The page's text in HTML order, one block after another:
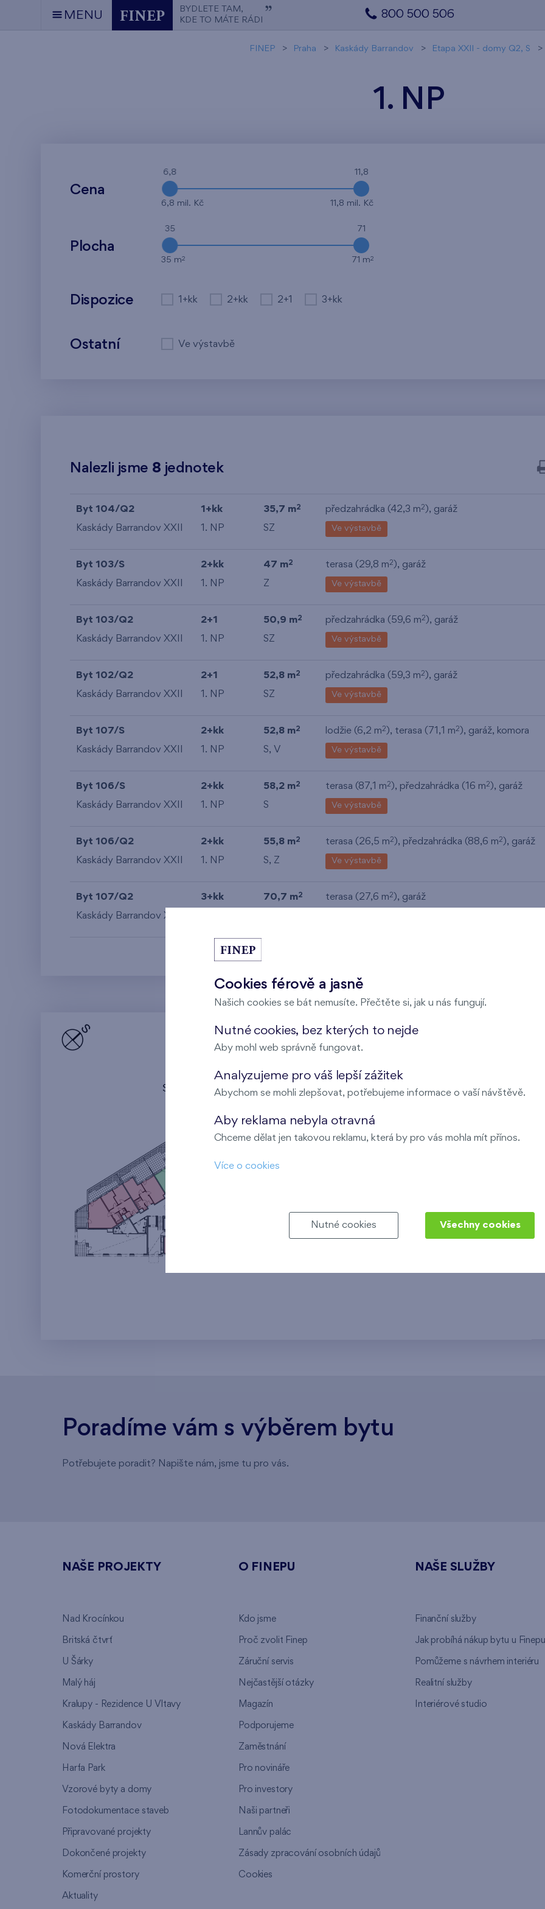
MENU
BYDLETE TAM,
KDE TO MÁTE RÁDI
800 500 506
FINEP Praha Kaskády Barrandov Etapa XXII - domy Q2, S
1. NP
Cena
6,8 11,8
6,8 mil. Kč 11,8 mil. Kč
Plocha
35 71
35 m2 71 m2
Dispozice 1+kk 2+kk 2+1 3+kk
Ostatní Ve výstavbě
Nalezli jsme 8 jednotek
Byt 104/Q2 1+kk 35,7 m2 předzahrádka (42,3 m2 ), garáž
Kaskády Barrandov XXII 1. NP SZ Ve výstavbě
Byt 103/S 2+kk 47 m2 terasa (29,8 m2 ), garáž
Kaskády Barrandov XXII 1. NP Z Ve výstavbě
Byt 103/Q2 2+1 50,9 m2 předzahrádka (59,6 m2 ), garáž
Kaskády Barrandov XXII 1. NP SZ Ve výstavbě
Byt 102/Q2 2+1 52,8 m2 předzahrádka (59,3 m2 ), garáž
Kaskády Barrandov XXII 1. NP SZ Ve výstavbě
Byt 107/S 2+kk 52,8 m2 lodžie (6,2 m2 ), terasa (71,1 m2 ), garáž, komora
Kaskády Barrandov XXII 1. NP S, V Ve výstavbě
Byt 106/S 2+kk 58,2 m2 terasa (87,1 m2 ), předzahrádka (16 m2 ), garáž
Kaskády Barrandov XXII 1. NP S Ve výstavbě
Byt 106/Q2 2+kk 55,8 m2 terasa (26,5 m2 ), předzahrádka (88,6 m2 ), garáž
Kaskády Barrandov XXII 1. NP S, Z Ve výstavbě
Byt 107/Q2 3+kk 70,7 m2 terasa (27,6 m2 ), garáž
Kaskády Barrandov XXII
Poradíme vám s výběrem bytu
Potřebujete poradit? Napište nám, jsme tu pro vás.
NAŠE PROJEKTY
Nad Krocínkou
Britská čtvrť
U Šárky
Malý háj
Kralupy - Rezidence U Vltavy
Kaskády Barrandov
Nová Elektra
Harfa Park
Vzorové byty a domy
Fotodokumentace staveb
Připravované projekty
Dokončené projekty
Komerční prostory
Aktuality
O FINEPU
Kdo jsme
Proč zvolit Finep
Záruční servis
Nejčastější otázky
Magazín
Podporujeme
Zaměstnání
Pro novináře
Pro investory
Naši partneři
Lannův palác
Zásady zpracování osobních údajů
Cookies
NAŠE SLUŽBY
Finanční služby
Jak probíhá nákup bytu u Finepu
Pomůžeme s návrhem interiéru
Realitní služby
Interiérové studio
Cookies férově a jasně
Našich cookies se bát nemusíte. Přečtěte si, jak u nás fungují.
Nutné cookies, bez kterých to nejde
Aby mohl web správně fungovat.
Analyzujeme pro váš lepší zážitek
Abychom se mohli zlepšovat, potřebujeme informace o vaší návštěvě.
Aby reklama nebyla otravná
Chceme dělat jen takovou reklamu, která by pro vás mohla mít přínos.
Více o cookies
Nutné cookies Všechny cookies